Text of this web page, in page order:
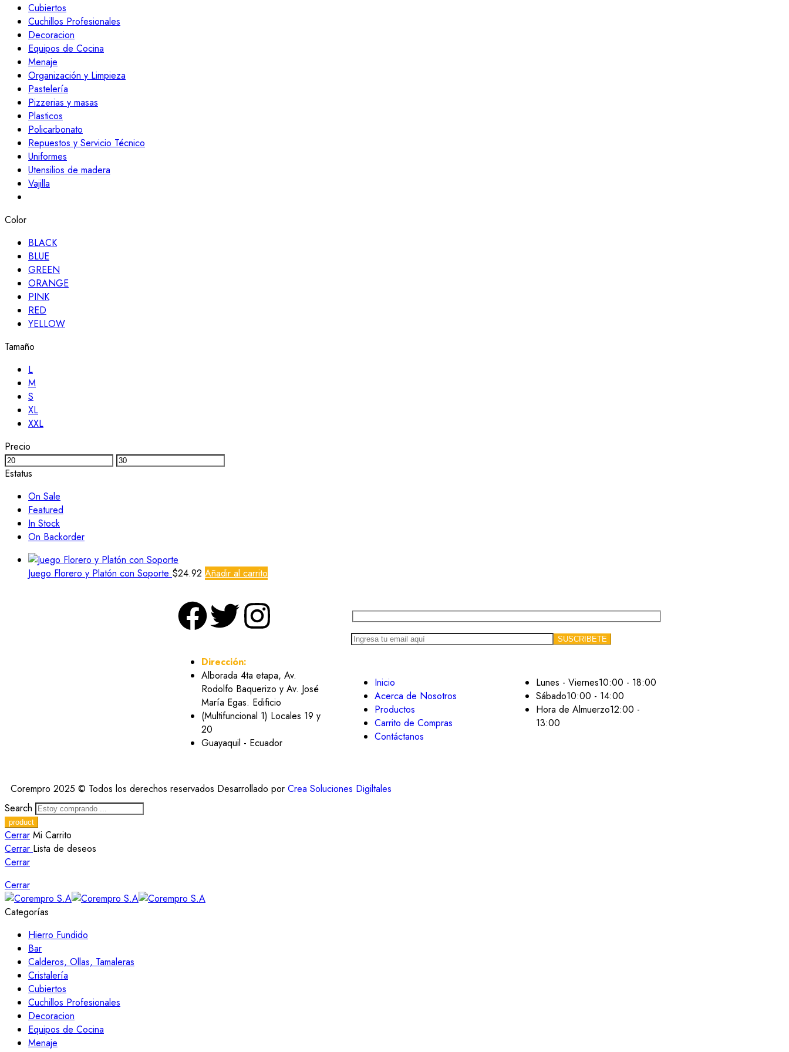
Cubiertos
Cuchillos Profesionales
Decoracion
Equipos de Cocina
Menaje
Organización y Limpieza
Pastelería
Pizzerias y masas
Plasticos
Policarbonato
Repuestos y Servicio Técnico
Uniformes
Utensilios de madera
Vajilla
Color
BLACK
BLUE
GREEN
ORANGE
PINK
RED
YELLOW
Tamaño
L
M
S
XL
XXL
Precio
Estatus
On Sale
Featured
In Stock
On Backorder
Juego Florero y Platón con Soporte $24.92 Añadir al carrito
Dirección:
Alborada 4ta etapa, Av.
Rodolfo Baquerizo y Av. José
María Egas. Edificio
(Multifuncional 1) Locales 19 y
20
Guayaquil - Ecuador
Inicio
Acerca de Nosotros
Productos
Carrito de Compras
Contáctanos
Lunes - Viernes10:00 - 18:00
Sábado10:00 - 14:00
Hora de Almuerzo12:00 -
13:00
Corempro 2025 © Todos los derechos reservados Desarrollado por Crea Soluciones Digiltales
Search
Cerrar Mi Carrito
Cerrar Lista de deseos
Cerrar
Cerrar
Categorías
Hierro Fundido
Bar
Calderos, Ollas, Tamaleras
Cristalería
Cubiertos
Cuchillos Profesionales
Decoracion
Equipos de Cocina
Menaje